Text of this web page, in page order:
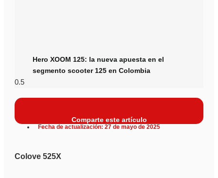
Hero XOOM 125: la nueva apuesta en el
segmento scooter 125 en Colombia
Comparte este artículo
Fecha de actualización: 27 de mayo de 2025
Colove 525X